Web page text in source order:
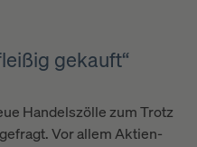
gekauft“
Handelszölle zum Trotz
Vor allem Aktien-